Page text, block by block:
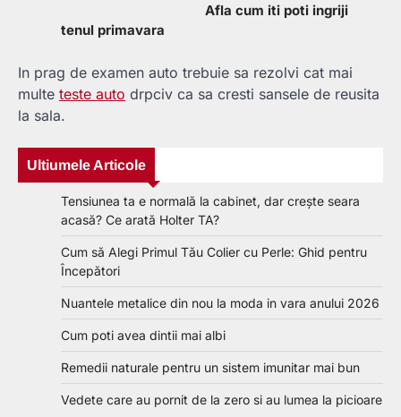
Afla cum iti poti ingriji
tenul primavara
In prag de examen auto trebuie sa rezolvi cat mai
multe teste auto drpciv ca sa cresti sansele de reusita
la sala.
Ultiumele Articole
Tensiunea ta e normală la cabinet, dar crește seara
acasă? Ce arată Holter TA?
Cum să Alegi Primul Tău Colier cu Perle: Ghid pentru
Începători
Nuantele metalice din nou la moda in vara anului 2026
Cum poti avea dintii mai albi
Remedii naturale pentru un sistem imunitar mai bun
Vedete care au pornit de la zero si au lumea la picioare